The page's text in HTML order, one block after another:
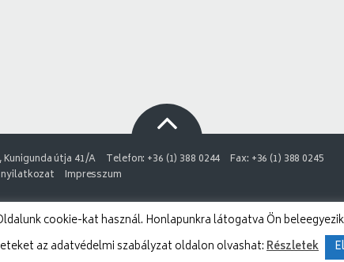
útja 41/A Telefon: +36 (1) 388 0244
Fax: +36 (1) 388 0245
Impresszum
cookie-kat használ. Honlapunkra látogatva Ön
az adatvédelmi szabályzat oldalon olvashat:Részletek